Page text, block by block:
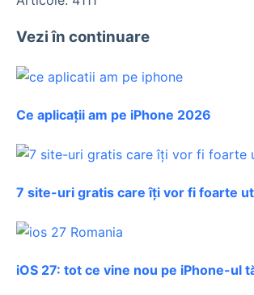
Vezi în continuare
Ce aplicații am pe iPhone 2026
7 site-uri gratis care îți vor fi foarte
iOS 27: tot ce vine nou pe iPhone-ul